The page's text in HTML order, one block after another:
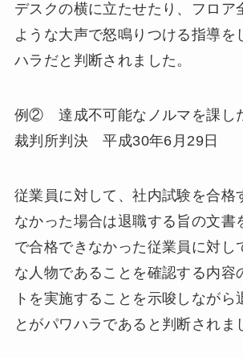
デスクの横に立たせたり、フロア
ような大声で怒鳴りつける指導を
ハラだと判断されました。
例② 達成不可能なノルマを課し
裁判所判決 平成30年6月29日
従業員に対して、社内試験を合格
なかった場合は退職する旨の文書
で合格できなかった従業員に対し
な人物であることを確認する内容
トを実施することを示唆しながら
とがパワハラであると判断されま